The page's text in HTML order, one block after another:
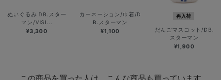
ぬいぐるみ DB.スター
マン/VISI...
¥3,300
カーネーション/巾着/D
B.スターマン
¥1,100
再入荷
だんごマスコット/DB.
スターマン
¥1,900
この商品を買った人は、こんな商品も買っています